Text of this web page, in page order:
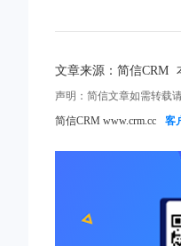
文章来源：简信CRM
声明：简信文章如需转载
简信CRM www.crm.cc
客